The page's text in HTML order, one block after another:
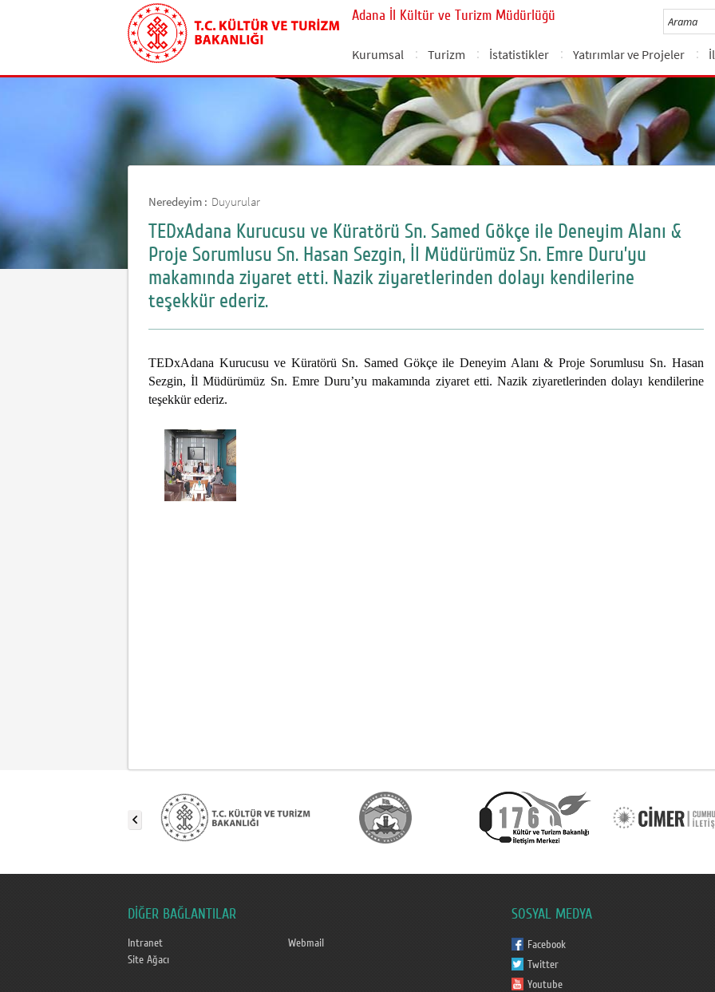
Adana İl Kültür ve Turizm Müdürlüğü
Kurumsal Turizm İstatistikler Yatırımlar ve Projeler
Neredeyim : Duyurular
TEDxAdana Kurucusu ve Küratörü Sn. Samed Gökçe ile Deneyim Alanı &
Proje Sorumlusu Sn. Hasan Sezgin, İl Müdürümüz Sn. Emre Duru’yu
makamında ziyaret etti. Nazik ziyaretlerinden dolayı kendilerine
teşekkür ederiz.
TEDxAdana Kurucusu ve Küratörü Sn. Samed Gökçe ile Deneyim Alanı & Proje Sorumlusu Sn. Hasan
Sezgin, İl Müdürümüz Sn. Emre Duru’yu makamında ziyaret etti. Nazik ziyaretlerinden dolayı kendilerine
teşekkür ederiz.
DİĞER BAĞLANTILAR
Intranet
Webmail
Site Ağacı
SOSYAL MEDYA
Facebook
Twitter
Youtube